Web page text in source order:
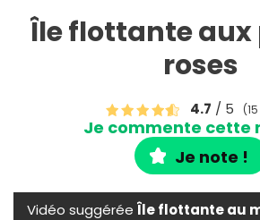
Île flottante aux
roses
4.7 / 5
Je commente cette
Je note !
Vidéo suggérée Île flottante au